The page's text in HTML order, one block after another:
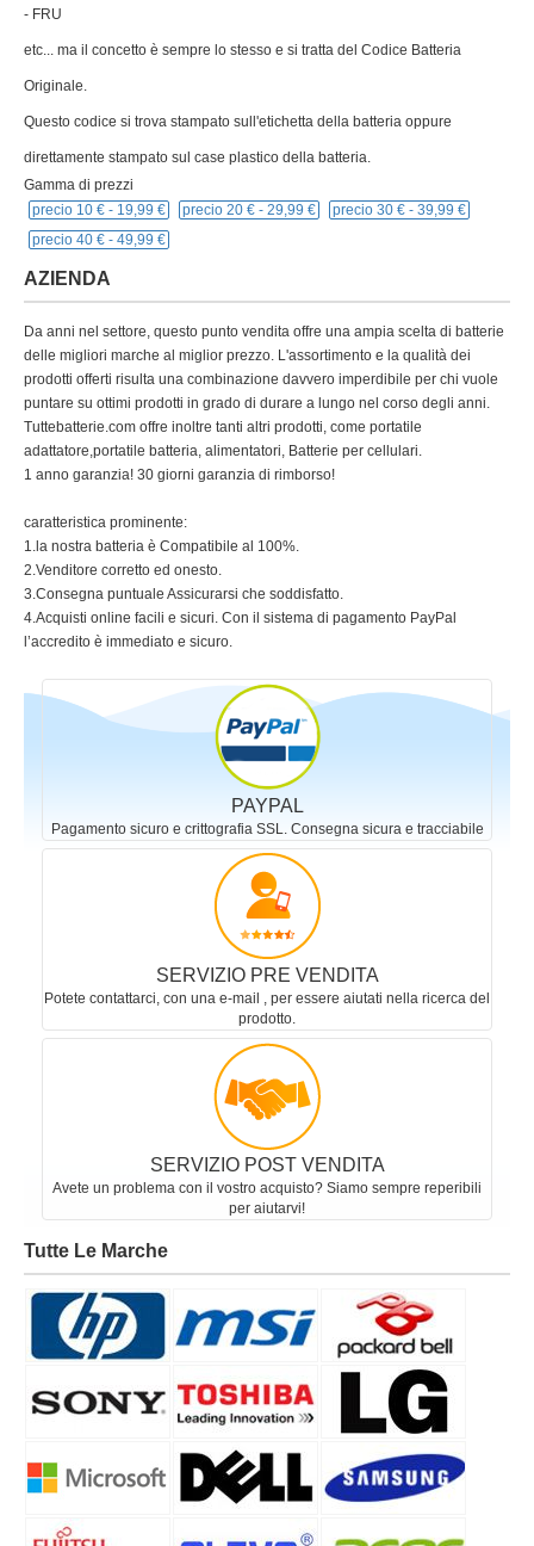
- FRU
etc... ma il concetto è sempre lo stesso e si tratta del Codice Batteria
Originale.
Questo codice si trova stampato sull'etichetta della batteria oppure
direttamente stampato sul case plastico della batteria.
Gamma di prezzi
precio 10 € - 19,99 € precio 20 € - 29,99 € precio 30 € - 39,99 €
precio 40 € - 49,99 €
AZIENDA
Da anni nel settore, questo punto vendita offre una ampia scelta di batterie
delle migliori marche al miglior prezzo. L'assortimento e la qualità dei
prodotti offerti risulta una combinazione davvero imperdibile per chi vuole
puntare su ottimi prodotti in grado di durare a lungo nel corso degli anni.
Tuttebatterie.com offre inoltre tanti altri prodotti, come portatile
adattatore,portatile batteria, alimentatori, Batterie per cellulari.
1 anno garanzia! 30 giorni garanzia di rimborso!
caratteristica prominente:
1.la nostra batteria è Compatibile al 100%.
2.Venditore corretto ed onesto.
3.Consegna puntuale Assicurarsi che soddisfatto.
4.Acquisti online facili e sicuri. Con il sistema di pagamento PayPal
l’accredito è immediato e sicuro.
PAYPAL
Pagamento sicuro e crittografia SSL. Consegna sicura e tracciabile
SERVIZIO PRE VENDITA
Potete contattarci, con una e-mail , per essere aiutati nella ricerca del
prodotto.
SERVIZIO POST VENDITA
Avete un problema con il vostro acquisto? Siamo sempre reperibili
per aiutarvi!
Tutte Le Marche